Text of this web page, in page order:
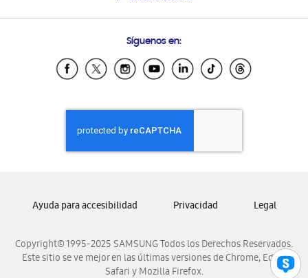
Condiciones de Compra
Soporte vía eMail
Samsung Ecuador
Samsung El Salvador
Samsung Honduras
Samsung Nicaragua
Samsung Panamá
Samsung Venezuela
Síguenos en:
Copyright© 1995-2025 SAMSUNG Todos los Derechos Reservados.
Este sitio se ve mejor en las últimas versiones de Chrome, Edge,
Safari y Mozilla Firefox.
Ayuda para accesibilidad Privacidad Legal